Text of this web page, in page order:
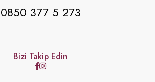
0850 377 5 273
Bizi Takip Edin